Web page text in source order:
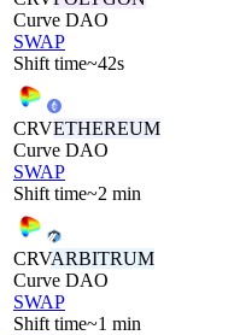
Curve DAO
SWAP
Shift time~42s
CRVETHEREUM
Curve DAO
SWAP
Shift time~2 min
CRVARBITRUM
Curve DAO
SWAP
Shift time~1 min